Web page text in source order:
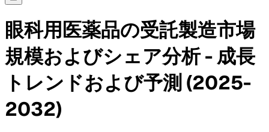
眼科用医薬品の受託製造市場
規模およびシェア分析 - 成長
トレンドおよび予測 (2025-
2032)